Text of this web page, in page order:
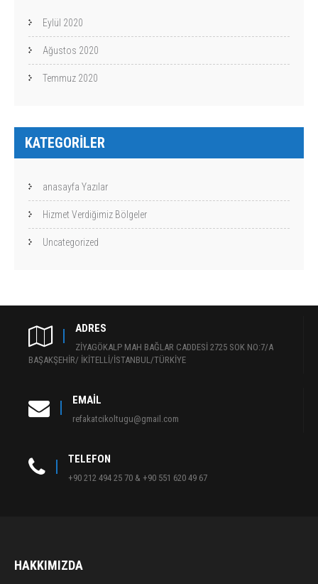
Eylül 2020
Ağustos 2020
Temmuz 2020
KATEGORILER
anasayfa Yazılar
Hizmet Verdiğimiz Bölgeler
Uncategorized
ADRES
ZİYAGÖKALP MAH BAĞLAR CADDESİ 2725 SOK NO:7/A
BAŞAKŞEHİR/ İKİTELLİ/İSTANBUL/TÜRKİYE
EMAIL
refakatcikoltugu@gmail.com
TELEFON
+90 212 494 25 70 & +90 551 620 49 67
HAKKIMIZDA